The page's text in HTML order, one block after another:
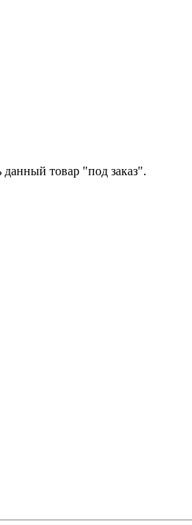
товар "под заказ".